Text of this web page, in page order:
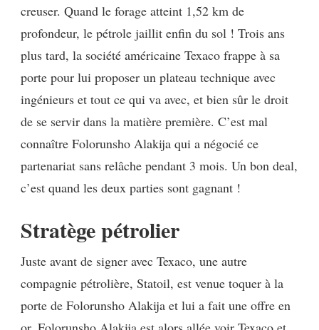
creuser. Quand le forage atteint 1,52 km de
profondeur, le pétrole jaillit enfin du sol ! Trois ans
plus tard, la société américaine Texaco frappe à sa
porte pour lui proposer un plateau technique avec
ingénieurs et tout ce qui va avec, et bien sûr le droit
de se servir dans la matière première. C’est mal
connaître Folorunsho Alakija qui a négocié ce
partenariat sans relâche pendant 3 mois. Un bon deal,
c’est quand les deux parties sont gagnant !
Stratège pétrolier
Juste avant de signer avec Texaco, une autre
compagnie pétrolière, Statoil, est venue toquer à la
porte de Folorunsho Alakija et lui a fait une offre en